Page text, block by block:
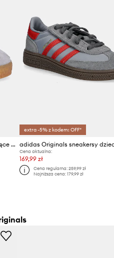
adidas Originals sneakersy dziecięce GAZELLE
extra -5% z kodem: OFF*
Cena aktualna:
169,99 zł
Cena regularna: 259,99 zł
Najniższa cena: 179,99 zł